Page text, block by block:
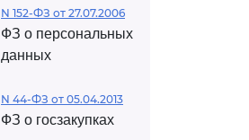
N 152-ФЗ от 27.07.2006
ФЗ о персональных
данных
N 44-ФЗ от 05.04.2013
ФЗ о госзакупках